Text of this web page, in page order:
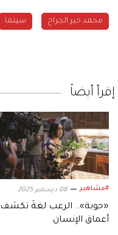
محمد خير الجراح سينما
إقرأ أيضاً
#مشاهير 08 ديسمبر 2025
«حوبة».. الرعب لغةٌ تكشف
أعماق الإنسان